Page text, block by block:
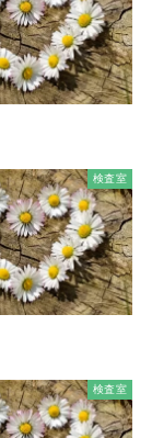
検査室
検査室